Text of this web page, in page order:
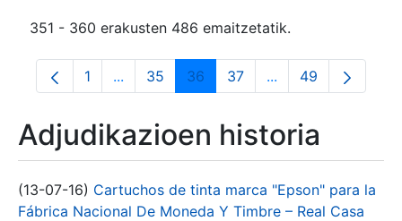
351 - 360 erakusten 486 emaitzetatik.
Orrialdea
1 ...Intermediate Pages Use TAB to navigate.
Orrialdea
35 Orrialdea
36 Orrialdea
37 ...Intermediate
Orrialdea
49
Adjudikazioen historia
(13-07-16) Cartuchos de tinta marca "Epson" para la
Fábrica Nacional De Moneda Y Timbre – Real Casa